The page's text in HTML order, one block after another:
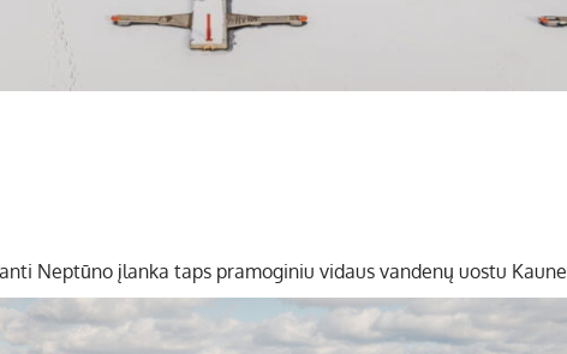
Neptūno įlanka taps pramoginiu vidaus vandenų uostu Kaune